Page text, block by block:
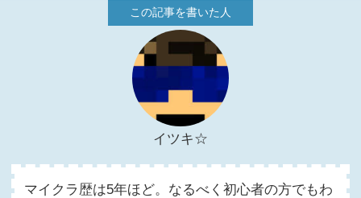
イツキ☆
マイクラ歴は5年ほど。なるべく初心者の方でもわ